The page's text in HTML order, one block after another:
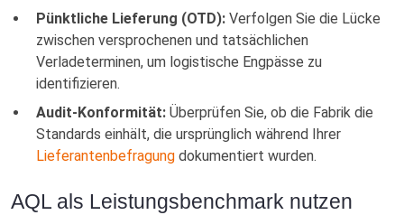
Pünktliche Lieferung (OTD): Verfolgen Sie die Lücke
zwischen versprochenen und tatsächlichen
Verladeterminen, um logistische Engpässe zu
identifizieren.
Audit-Konformität: Überprüfen Sie, ob die Fabrik die
Standards einhält, die ursprünglich während Ihrer
Lieferantenbefragung dokumentiert wurden.
AQL als Leistungsbenchmark nutzen